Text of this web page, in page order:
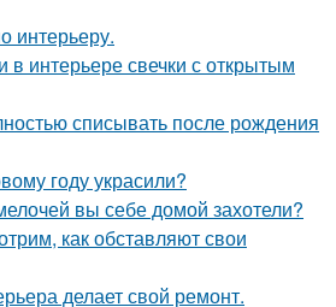
интерьеру.
в интерьере свечки с открытым
списывать после рождения
году украсили?
вы себе домой захотели?
как обставляют свои
делает свой ремонт.